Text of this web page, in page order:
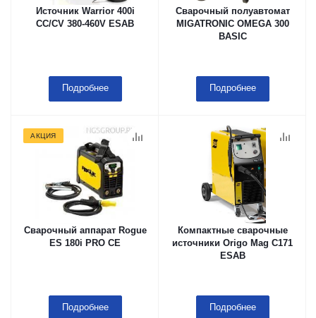
Источник Warrior 400i
CC/CV 380-460V ESAB
Подробнее
Сварочный полуавтомат
MIGATRONIC OMEGA 300
BASIC
Подробнее
АКЦИЯ
Сварочный аппарат Rogue
ES 180i PRO CE
Подробнее
Компактные сварочные
источники Origo Mag C171
ESAB
Подробнее